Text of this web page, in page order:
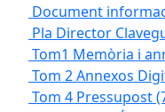
Document
Pla Director
Tom1 Memòria i
Tom 2 Annexos
Tom 4 Pressupost